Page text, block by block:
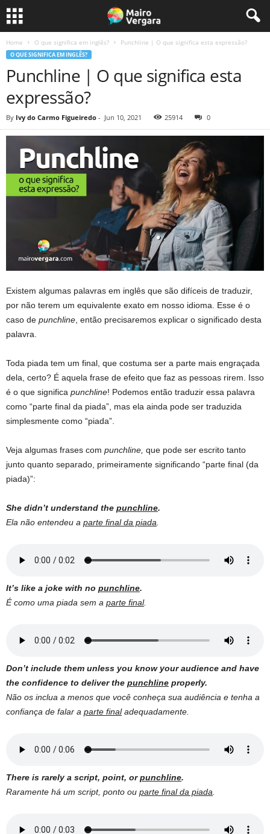
Home O que significa em inglês? Punchline | O que significa esta expressão?
O QUE SIGNIFICA EM INGLÊS?
Punchline | O que significa esta
expressão?
By Ivy do Carmo Figueiredo - Jun 10, 2021 25914 0
Existem algumas palavras em inglês que são difíceis de traduzir,
por não terem um equivalente exato em nosso idioma. Esse é o
caso de punchline , então precisaremos explicar o significado desta
palavra.
Toda piada tem um final, que costuma ser a parte mais engraçada
dela, certo? É aquela frase de efeito que faz as pessoas rirem. Isso
é o que significa punchline! Podemos então traduzir essa palavra
como “parte final da piada”, mas ela ainda pode ser traduzida
simplesmente como “piada”.
Veja algumas frases com punchline, que pode ser escrito tanto
junto quanto separado, primeiramente significando “parte final (da
piada)”:
She didn’t understand the punchline.
Ela não entendeu a parte final da piada
It’s like a joke with no punchline.
É como uma piada sem a parte final.
Don’t include them unless you know your audience and have
the confidence to deliver the punchline properly.
Não os inclua a menos que você conheça sua audiência e tenha a
confiança de falar a parte finaladequadamente.
There is rarely a script, point, orpunchline.
Raramente há um script, ponto ou parte final da piada